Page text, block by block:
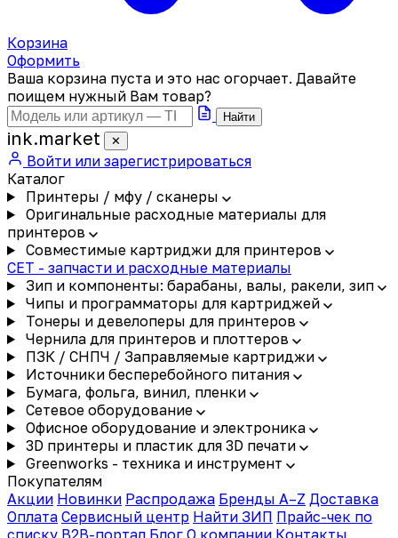
Корзина
Оформить
Ваша корзина пуста и это нас огорчает. Давайте
поищем нужный Вам товар?
Найти
ink.market ✕
Войти или зарегистрироваться
Каталог
Принтеры / мфу / сканеры
Оригинальные расходные материалы для
принтеров
Совместимые картриджи для принтеров
CET - запчасти и расходные материалы
Зип и компоненты: барабаны, валы, ракели, зип
Чипы и программаторы для картриджей
Тонеры и девелоперы для принтеров
Чернила для принтеров и плоттеров
ПЗК / СНПЧ / Заправляемые картриджи
Источники бесперебойного питания
Бумага, фольга, винил, пленки
Сетевое оборудование
Офисное оборудование и электроника
3D принтеры и пластик для 3D печати
Greenworks - техника и инструмент
Покупателям
Акции Новинки Распродажа Бренды A–Z Доставка
Оплата Сервисный центр Найти ЗИП Прайс-чек по
списку B2B-портал Блог О компании Контакты